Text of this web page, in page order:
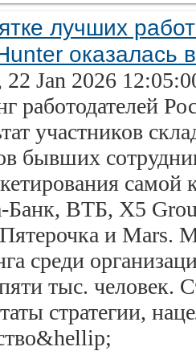
лучших
оказалась
Jan 2026
работодателей
участников
бывших
Банк, ВТБ, X5
и Mars.
среди
тыс. человек.
стратегии,